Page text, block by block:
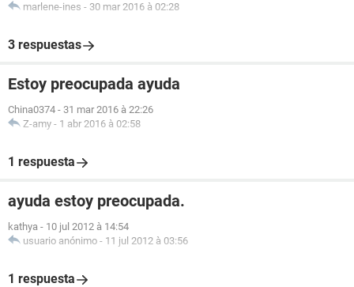
marlene-ines - 30 mar 2016 à 02:28
3 respuestas
Estoy preocupada ayuda
China0374 - 31 mar 2016 à 22:26
Z-amy - 1 abr 2016 à 02:58
1 respuesta
ayuda estoy preocupada.
kathya - 10 jul 2012 à 14:54
usuario anónimo - 11 jul 2012 à 03:56
1 respuesta